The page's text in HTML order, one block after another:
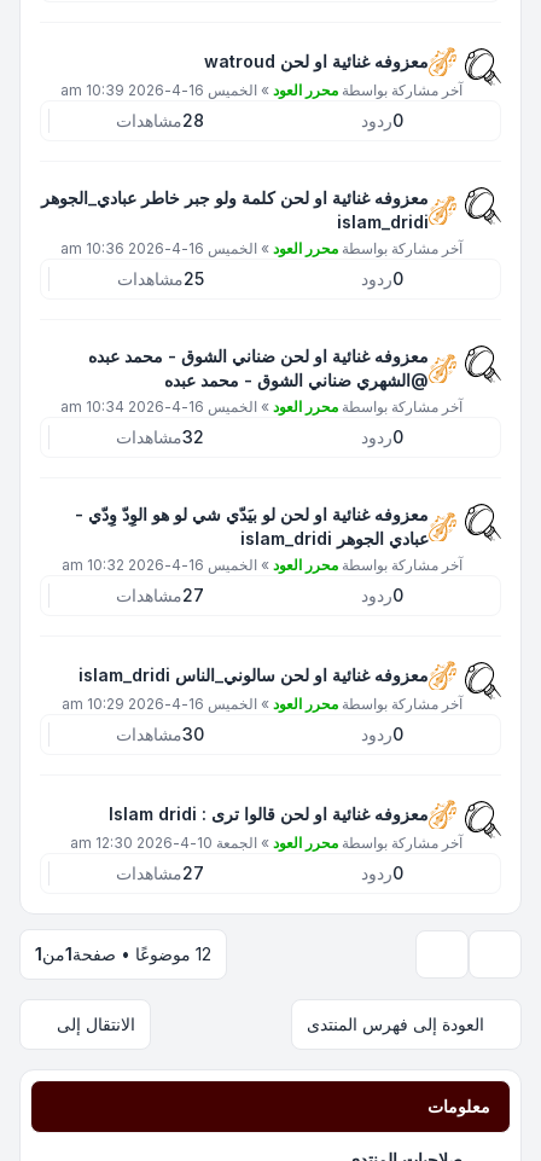
معزوفه غنائية او لحن watroud
آخر مشاركة بواسطة محرر العود » الخميس 16-4-2026 10:39 am
0ردود 28مشاهدات
معزوفه غنائية او لحن كلمة ولو جبر خاطر عبادي_الجوهر
islam_dridi
آخر مشاركة بواسطة محرر العود » الخميس 16-4-2026 10:36 am
0ردود 25مشاهدات
معزوفه غنائية او لحن ضناني الشوق - محمد عبده
@الشهري ضناني الشوق - محمد عبده
آخر مشاركة بواسطة محرر العود » الخميس 16-4-2026 10:34 am
0ردود 32مشاهدات
معزوفه غنائية او لحن لو بيَدّي شي لو هو الوِدّ وِدّي -
عبادي الجوهر islam_dridi
آخر مشاركة بواسطة محرر العود » الخميس 16-4-2026 10:32 am
0ردود 27مشاهدات
معزوفه غنائية او لحن سالوني_الناس islam_dridi
آخر مشاركة بواسطة محرر العود » الخميس 16-4-2026 10:29 am
0ردود 30مشاهدات
معزوفه غنائية او لحن قالوا ترى : Islam dridi
آخر مشاركة بواسطة محرر العود » الجمعة 10-4-2026 12:30 am
0ردود 27مشاهدات
12 موضوعًا • صفحة 1من1
العودة إلى فهرس المنتدى الانتقال إلى
معلومات